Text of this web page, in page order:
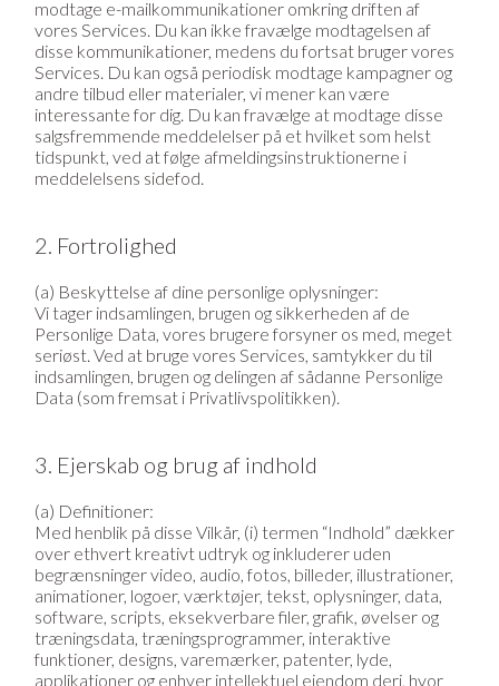
modtage e-mailkommunikationer omkring driften af
vores Services. Du kan ikke fravælge modtagelsen af
disse kommunikationer, medens du fortsat bruger vores
Services. Du kan også periodisk modtage kampagner og
andre tilbud eller materialer, vi mener kan være
interessante for dig. Du kan fravælge at modtage disse
salgsfremmende meddelelser på et hvilket som helst
tidspunkt, ved at følge afmeldingsinstruktionerne i
meddelelsens sidefod.
2. Fortrolighed
(a) Beskyttelse af dine personlige oplysninger:
Vi tager indsamlingen, brugen og sikkerheden af de
Personlige Data, vores brugere forsyner os med, meget
seriøst. Ved at bruge vores Services, samtykker du til
indsamlingen, brugen og delingen af sådanne Personlige
Data (som fremsat i Privatlivspolitikken).
3. Ejerskab og brug af indhold
(a) Definitioner:
Med henblik på disse Vilkår, (i) termen “Indhold” dækker
over ethvert kreativt udtryk og inkluderer uden
begrænsninger video, audio, fotos, billeder, illustrationer,
animationer, logoer, værktøjer, tekst, oplysninger, data,
software, scripts, eksekverbare filer, grafik, øvelser og
træningsdata, træningsprogrammer, interaktive
funktioner, designs, varemærker, patenter, lyde,
applikationer og enhver intellektuel ejendom deri, hvor